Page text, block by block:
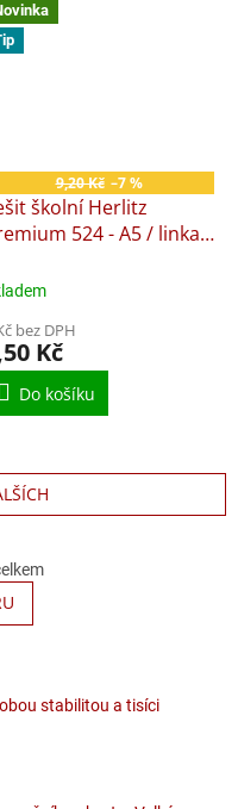
9,20 Kč –7 %
školní Herlitz
524 - A5 / linka /
bez DPH
Kč
Do košíku
stabilitou a tisíci